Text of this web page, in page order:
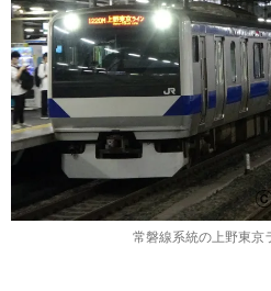
常磐線系統の上野東京